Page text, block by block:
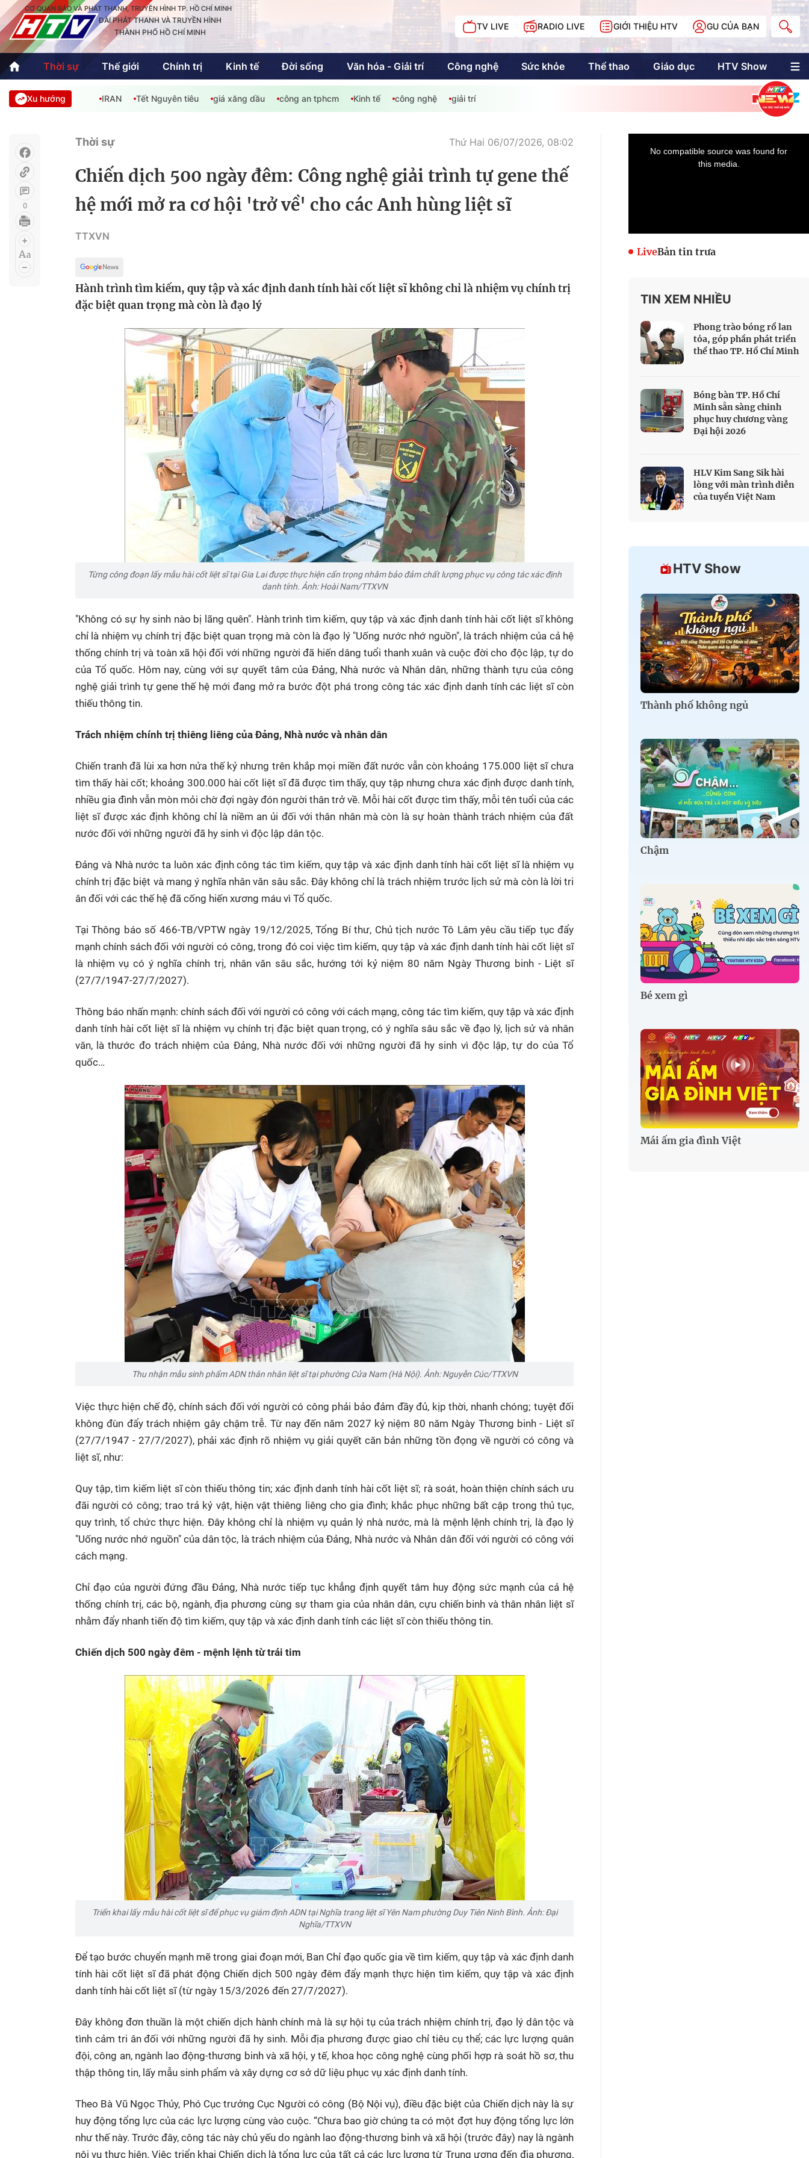
CƠ QUAN BÁO VÀ PHÁT THANH, TRUYỀN HÌNH TP. HỒ CHÍ MINH
ĐÀI PHÁT THANH VÀ TRUYỀN HÌNH
THÀNH PHỐ HỒ CHÍ MINH
TV LIVE RADIO LIVE GIỚI THIỆU HTV GU CỦA BẠN
Thời sự Thế giới Chính trị Kinh tế Đời sống Văn hóa - Giải trí Công nghệ Sức khỏe Thể thao Giáo dục HTV Show
Thời sự
Thể thao
Quốc tế
Văn hóa - Giải trí
Giáo dục Kinh tế
An Sinh
Không gian văn hóa
Chuyển đổi số
Thành phố không
Chậm
Bé xem gì
Mái ấm gia đình
Việt
Các show khác
Các chương trình
khác
Innovation Fest
Chung một tấm
lòng
Multimedia
Multiform
Doanh nhân Sài
Gòn
Xu hướng IRAN Tết Nguyên tiêu giá xăng dầu công an tphcm Kinh tế công nghệ giải trí
0
Thời sự Thứ Hai 06/07/2026, 08:02
Chiến dịch 500 ngày đêm: Công nghệ giải trình tự gene thế
hệ mới mở ra cơ hội 'trở về' cho các Anh hùng liệt sĩ
TTXVN
Hành trình tìm kiếm, quy tập và xác định danh tính hài cốt liệt sĩ không chỉ là nhiệm vụ chính trị
đặc biệt quan trọng mà còn là đạo lý
Từng công đoạn lấy mẫu hài cốt liệt sĩ tại Gia Lai được thực hiện cẩn trọng nhằm bảo đảm chất lượng phục vụ công tác xác định
danh tính. Ảnh: Hoài Nam/TTXVN
"Không có sự hy sinh nào bị lãng quên". Hành trình tìm kiếm, quy tập và xác định danh tính hài cốt liệt sĩ không
chỉ là nhiệm vụ chính trị đặc biệt quan trọng mà còn là đạo lý "Uống nước nhớ nguồn", là trách nhiệm của cả hệ
thống chính trị và toàn xã hội đối với những người đã hiến dâng tuổi thanh xuân và cuộc đời cho độc lập, tự do
của Tổ quốc. Hôm nay, cùng với sự quyết tâm của Đảng, Nhà nước và Nhân dân, những thành tựu của công
nghệ giải trình tự gene thế hệ mới đang mở ra bước đột phá trong công tác xác định danh tính các liệt sĩ còn
thiếu thông tin.
Trách nhiệm chính trị thiêng liêng của Đảng, Nhà nước và nhân dân
Chiến tranh đã lùi xa hơn nửa thế kỷ nhưng trên khắp mọi miền đất nước vẫn còn khoảng 175.000 liệt sĩ chưa
tìm thấy hài cốt; khoảng 300.000 hài cốt liệt sĩ đã được tìm thấy, quy tập nhưng chưa xác định được danh tính,
nhiều gia đình vẫn mòn mỏi chờ đợi ngày đón người thân trở về. Mỗi hài cốt được tìm thấy, mỗi tên tuổi của các
liệt sĩ được xác định không chỉ là niềm an ủi đối với thân nhân mà còn là sự hoàn thành trách nhiệm của đất
nước đối với những người đã hy sinh vì độc lập dân tộc.
Đảng và Nhà nước ta luôn xác định công tác tìm kiếm, quy tập và xác định danh tính hài cốt liệt sĩ là nhiệm vụ
chính trị đặc biệt và mang ý nghĩa nhân văn sâu sắc. Đây không chỉ là trách nhiệm trước lịch sử mà còn là lời tri
ân đối với các thế hệ đã cống hiến xương máu vì Tổ quốc.
Tại Thông báo số 466-TB/VPTW ngày 19/12/2025, Tổng Bí thư, Chủ tịch nước Tô Lâm yêu cầu tiếp tục đẩy
mạnh chính sách đối với người có công, trong đó coi việc tìm kiếm, quy tập và xác định danh tính hài cốt liệt sĩ
là nhiệm vụ có ý nghĩa chính trị, nhân văn sâu sắc, hướng tới kỷ niệm 80 năm Ngày Thương binh - Liệt sĩ
(27/7/1947-27/7/2027).
Thông báo nhấn mạnh: chính sách đối với người có công với cách mạng, công tác tìm kiếm, quy tập và xác định
danh tính hài cốt liệt sĩ là nhiệm vụ chính trị đặc biệt quan trọng, có ý nghĩa sâu sắc về đạo lý, lịch sử và nhân
văn, là thước đo trách nhiệm của Đảng, Nhà nước đối với những người đã hy sinh vì độc lập, tự do của Tổ
quốc…
Thu nhận mẫu sinh phẩm ADN thân nhân liệt sĩ tại phường Cửa Nam (Hà Nội). Ảnh: Nguyễn Cúc/TTXVN
Việc thực hiện chế độ, chính sách đối với người có công phải bảo đảm đầy đủ, kịp thời, nhanh chóng; tuyệt đối
không đùn đẩy trách nhiệm gây chậm trễ. Từ nay đến năm 2027 kỷ niệm 80 năm Ngày Thương binh - Liệt sĩ
(27/7/1947 - 27/7/2027), phải xác định rõ nhiệm vụ giải quyết căn bản những tồn đọng về người có công và
liệt sĩ, như:
Quy tập, tìm kiếm liệt sĩ còn thiếu thông tin; xác định danh tính hài cốt liệt sĩ; rà soát, hoàn thiện chính sách ưu
đãi người có công; trao trả kỷ vật, hiện vật thiêng liêng cho gia đình; khắc phục những bất cập trong thủ tục,
quy trình, tổ chức thực hiện. Đây không chỉ là nhiệm vụ quản lý nhà nước, mà là mệnh lệnh chính trị, là đạo lý
"Uống nước nhớ nguồn" của dân tộc, là trách nhiệm của Đảng, Nhà nước và Nhân dân đối với người có công với
cách mạng.
Chỉ đạo của người đứng đầu Đảng, Nhà nước tiếp tục khẳng định quyết tâm huy động sức mạnh của cả hệ
thống chính trị, các bộ, ngành, địa phương cùng sự tham gia của nhân dân, cựu chiến binh và thân nhân liệt sĩ
nhằm đẩy nhanh tiến độ tìm kiếm, quy tập và xác định danh tính các liệt sĩ còn thiếu thông tin.
Chiến dịch 500 ngày đêm - mệnh lệnh từ trái tim
Triển khai lấy mẫu hài cốt liệt sĩ để phục vụ giám định ADN tại Nghĩa trang liệt sĩ Yên Nam phường Duy Tiên Ninh Bình. Ảnh: Đại
Nghĩa/TTXVN
Để tạo bước chuyển mạnh mẽ trong giai đoạn mới, Ban Chỉ đạo quốc gia về tìm kiếm, quy tập và xác định danh
tính hài cốt liệt sĩ đã phát động Chiến dịch 500 ngày đêm đẩy mạnh thực hiện tìm kiếm, quy tập và xác định
danh tính hài cốt liệt sĩ (từ ngày 15/3/2026 đến 27/7/2027).
Đây không đơn thuần là một chiến dịch hành chính mà là sự hội tụ của trách nhiệm chính trị, đạo lý dân tộc và
tình cảm tri ân đối với những người đã hy sinh. Mỗi địa phương được giao chỉ tiêu cụ thể; các lực lượng quân
đội, công an, ngành lao động-thương binh và xã hội, y tế, khoa học công nghệ cùng phối hợp rà soát hồ sơ, thu
thập thông tin, lấy mẫu sinh phẩm và xây dựng cơ sở dữ liệu phục vụ xác định danh tính.
Theo Bà Vũ Ngọc Thủy, Phó Cục trưởng Cục Người có công (Bộ Nội vụ), điều đặc biệt của Chiến dịch này là sự
huy động tổng lực của các lực lượng cùng vào cuộc. “Chưa bao giờ chúng ta có một đợt huy động tổng lực lớn
như thế này. Trước đây, công tác này chủ yếu do ngành lao động-thương binh và xã hội (trước đây) nay là ngành
nội vụ thực hiện. Việc triển khai Chiến dịch là tổng lực của tất cả các lực lượng từ Trung ương đến địa phương,
LiveBản tin trưa
TIN XEM NHIỀU
Phong trào bóng rổ lan
tỏa, góp phần phát triển
thể thao TP. Hồ Chí Minh
Bóng bàn TP. Hồ Chí
Minh sẵn sàng chinh
phục huy chương vàng
Đại hội 2026
HLV Kim Sang Sik hài
lòng với màn trình diễn
của tuyển Việt Nam
HTV Show
Thành phố không ngủ
Chậm
Bé xem gì
Mái ấm gia đình Việt